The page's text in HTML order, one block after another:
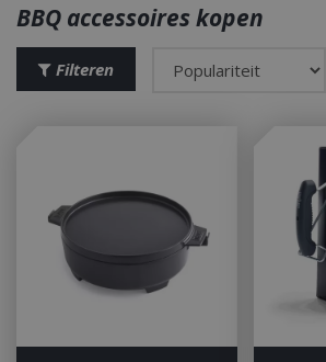
BBQ accessoires kopen
Filteren